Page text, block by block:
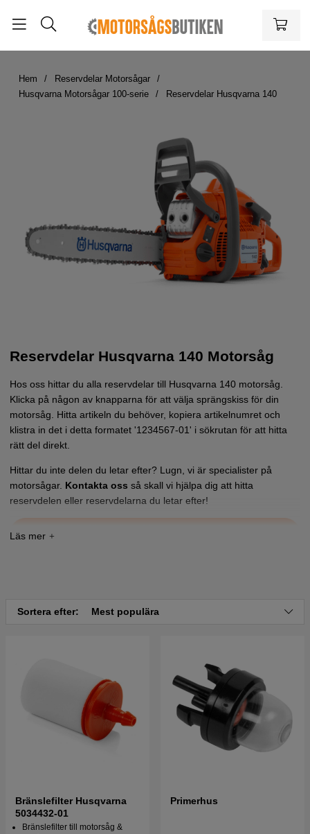
Hem
Reservdelar Motorsågar
Husqvarna Motorsågar 100-serie
Reservdelar Husqvarna 140
Reservdelar Husqvarna 140 Motorsåg
Hos oss hittar du alla reservdelar till Husqvarna 140 motorsåg.
Klicka på någon av knapparna för att välja sprängskiss för din
motorsåg. Hitta artikeln du behöver, kopiera artikelnumret och
klistra in det i detta formatet '1234567-01' i sökrutan för att hitta
rätt del direkt.
Hittar du inte delen du letar efter? Lugn, vi är specialister på
motorsågar. Kontakta oss så skall vi hjälpa dig att hitta
reservdelen eller reservdelarna du letar efter!
Sortera efter: Mest populära
Bränslefilter Husqvarna
5034432-01
Bränslefilter till motorsåg &
Primerhus